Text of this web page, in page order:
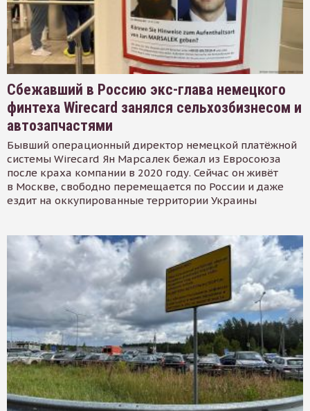
Сбежавший в Россию экс-глава немецкого
финтеха Wirecard занялся сельхозбизнесом и
автозапчастями
Бывший операционный директор немецкой платёжной
системы Wirecard Ян Марсалек бежал из Евросоюза
после краха компании в 2020 году. Сейчас он живёт
в Москве, свободно перемещается по России и даже
ездит на оккупированные территории Украины